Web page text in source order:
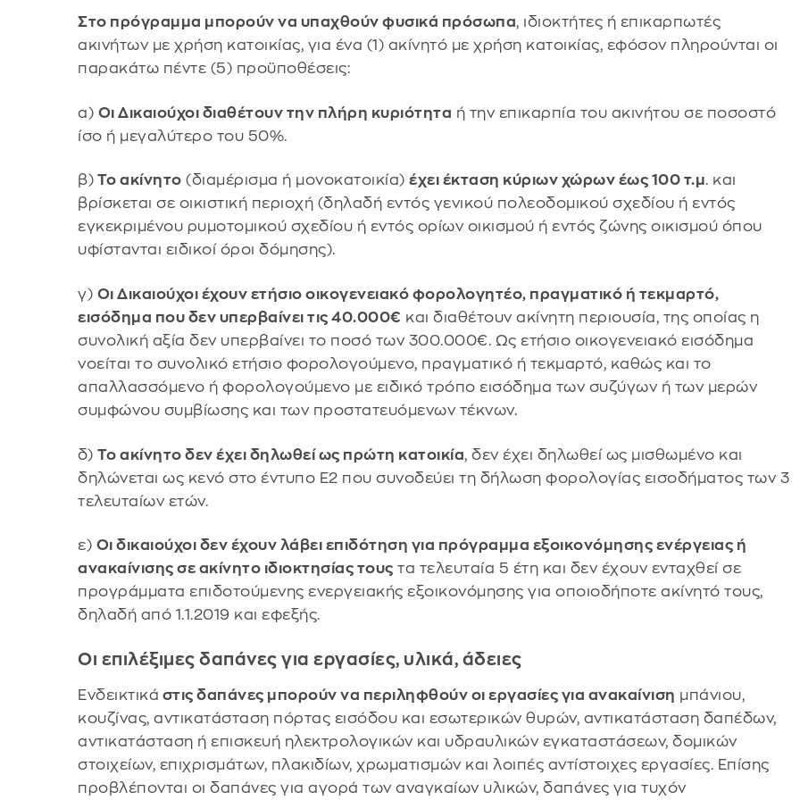
Στο πρόγραμμα μπορούν να υπαχθούν φυσικά πρόσωπα, ιδιοκτήτες ή επικαρπωτές
ακινήτων με χρήση κατοικίας, για ένα (1) ακίνητό με χρήση κατοικίας, εφόσον πληρούνται οι
παρακάτω πέντε (5) προϋποθέσεις:
α) Οι Δικαιούχοι διαθέτουν την πλήρη κυριότητα ή την επικαρπία του ακινήτου σε ποσοστό
ίσο ή μεγαλύτερο του 50%.
β) Το ακίνητο (διαμέρισμα ή μονοκατοικία)έχει έκταση κύριων χώρων έως 100 τ.μ. και
βρίσκεται σε οικιστική περιοχή (δηλαδή εντός γενικού πολεοδομικού σχεδίου ή εντός
εγκεκριμένου ρυμοτομικού σχεδίου ή εντός ορίων οικισμού ή εντός ζώνης οικισμού όπου
υφίστανται ειδικοί όροι δόμησης).
γ) Οι Δικαιούχοι έχουν ετήσιο οικογενειακό φορολογητέο, πραγματικό ή τεκμαρτό,
εισόδημα που δεν υπερβαίνει τις 40.000€ και διαθέτουν ακίνητη περιουσία, της οποίας η
συνολική αξία δεν υπερβαίνει το ποσό των 300.000€. Ως ετήσιο οικογενειακό εισόδημα
νοείται το συνολικό ετήσιο φορολογούμενο, πραγματικό ή τεκμαρτό, καθώς και το
απαλλασσόμενο ή φορολογούμενο με ειδικό τρόπο εισόδημα των συζύγων ή των μερών
συμφώνου συμβίωσης και των προστατευόμενων τέκνων.
δ) Το ακίνητο δεν έχει δηλωθεί ως πρώτη κατοικία, δεν έχει δηλωθεί ως μισθωμένο και
δηλώνεται ως κενό στο έντυπο Ε2 που συνοδεύει τη δήλωση φορολογίας εισοδήματος των 3
τελευταίων ετών.
ε) Οι δικαιούχοι δεν έχουν λάβει επιδότηση για πρόγραμμα εξοικονόμησης ενέργειας ή
ανακαίνισης σε ακίνητο ιδιοκτησίας τους τα τελευταία 5 έτη και δεν έχουν ενταχθεί σε
προγράμματα επιδοτούμενης ενεργειακής εξοικονόμησης για οποιοδήποτε ακίνητό τους,
δηλαδή από 1.1.2019 και εφεξής.
Οι επιλέξιμες δαπάνες για εργασίες, υλικά, άδειες
Ενδεικτικά στις δαπάνες μπορούν να περιληφθούν οι εργασίες για ανακαίνιση μπάνιου,
κουζίνας, αντικατάσταση πόρτας εισόδου και εσωτερικών θυρών, αντικατάσταση δαπέδων,
αντικατάσταση ή επισκευή ηλεκτρολογικών και υδραυλικών εγκαταστάσεων, δομικών
στοιχείων, επιχρισμάτων, πλακιδίων, χρωματισμών και λοιπές αντίστοιχες εργασίες. Επίσης
προβλέπονται οι δαπάνες για αγορά των αναγκαίων υλικών, δαπάνες για τυχόν